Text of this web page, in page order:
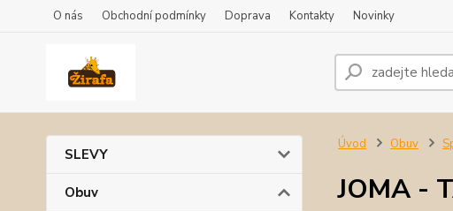
O nás Obchodní podmínky Doprava Kontakty Novinky
SLEVY
Obuv
Úvod Obuv
JOMA -